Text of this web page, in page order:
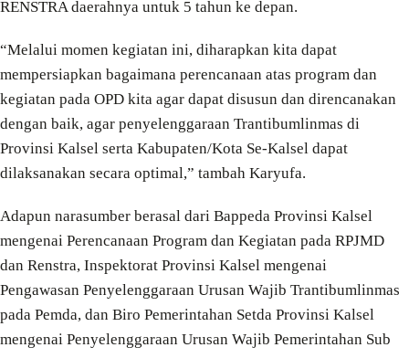
RENSTRA daerahnya untuk 5 tahun ke depan.
“Melalui momen kegiatan ini, diharapkan kita dapat
mempersiapkan bagaimana perencanaan atas program dan
kegiatan pada OPD kita agar dapat disusun dan direncanakan
dengan baik, agar penyelenggaraan Trantibumlinmas di
Provinsi Kalsel serta Kabupaten/Kota Se-Kalsel dapat
dilaksanakan secara optimal,” tambah Karyufa.
Adapun narasumber berasal dari Bappeda Provinsi Kalsel
mengenai Perencanaan Program dan Kegiatan pada RPJMD
dan Renstra, Inspektorat Provinsi Kalsel mengenai
Pengawasan Penyelenggaraan Urusan Wajib Trantibumlinmas
pada Pemda, dan Biro Pemerintahan Setda Provinsi Kalsel
mengenai Penyelenggaraan Urusan Wajib Pemerintahan Sub